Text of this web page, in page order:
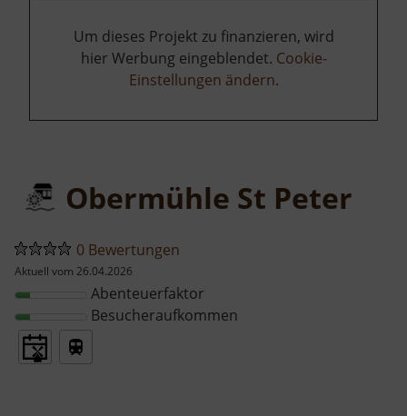
Um dieses Projekt zu finanzieren, wird
hier Werbung eingeblendet. Cookie-
Einstellungen ändern.
Obermühle St Peter
0 Bewertungen
Aktuell vom 26.04.2026
Abenteuerfaktor
Besucheraufkommen